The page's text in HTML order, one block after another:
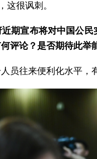
这很讽刺。
期宣布将对中国公
评论？是否期待此举
员往来便利化水平